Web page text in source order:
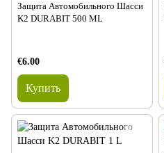
Защита Автомобильного Шасси
K2 DURABIT 500 ML
€6.00
Купить